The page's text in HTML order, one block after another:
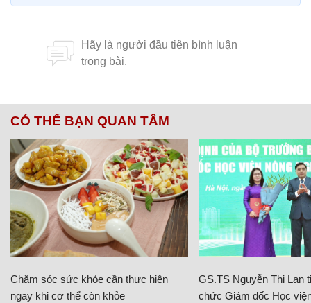
CÓ THỂ BẠN QUAN TÂM
Chăm sóc sức khỏe cần thực hiện
ngay khi cơ thể còn khỏe
GS.TS Nguyễn Thị Lan
chức Giám đốc Học